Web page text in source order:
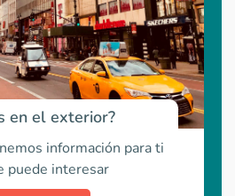
en el exterior?
información para ti
puede interesar